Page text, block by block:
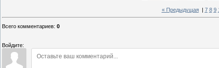
« Предыдущая| 7 8 9
Всего комментариев: 0
Войдите: